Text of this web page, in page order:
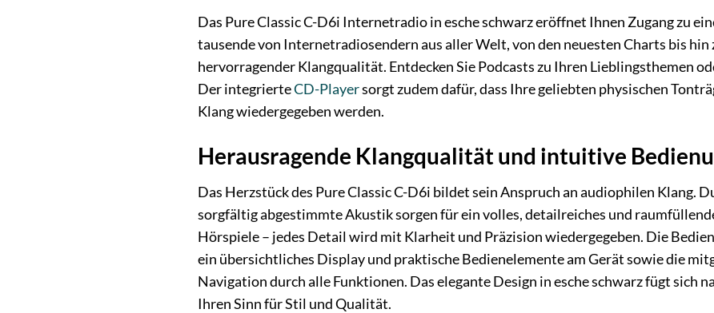
Das Pure Classic C-D6i Internetradio in esche schwarz eröffnet Ihnen Zugang zu
tausende von Internetradiosendern aus aller Welt, von den neuesten Charts bis
hervorragender Klangqualität. Entdecken Sie Podcasts zu Ihren Lieblingsthemen
Der integrierteCD-Playersorgt zudem dafür, dass Ihre geliebten physischen
Klang wiedergegeben werden.
Herausragende Klangqualität und intuitive
Das Herzstück des Pure Classic C-D6i bildet sein Anspruch an audiophilen Klang.
sorgfältig abgestimmte Akustik sorgen für ein volles, detailreiches und
Hörspiele – jedes Detail wird mit Klarheit und Präzision wiedergegeben. Die
ein übersichtliches Display und praktische Bedienelemente am Gerät sowie die
Navigation durch alle Funktionen. Das elegante Design in esche schwarz fügt sich
Ihren Sinn für Stil und Qualität.